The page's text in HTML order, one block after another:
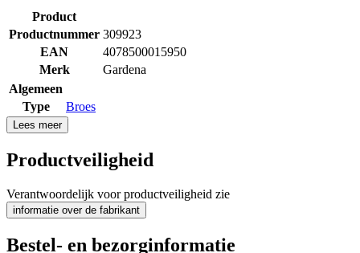
Product
Productnummer 309923
EAN
4078500015950
Merk
Gardena
Algemeen
Type
Broes
Lees meer
Productveiligheid
Verantwoordelijk voor productveiligheid zie
informatie over de fabrikant
Bestel- en bezorginformatie